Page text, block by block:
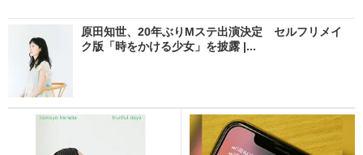
原田知世、20年ぶりMステ出演決定 セルフリメイ
ク版「時をかける少女」を披露 |...